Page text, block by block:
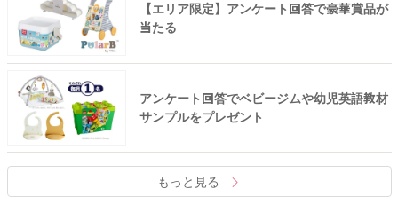
【エリア限定】アンケート回答で豪華賞品が
当たる
アンケート回答でベビージムや幼児英語教材
サンプルをプレゼント
もっと見る